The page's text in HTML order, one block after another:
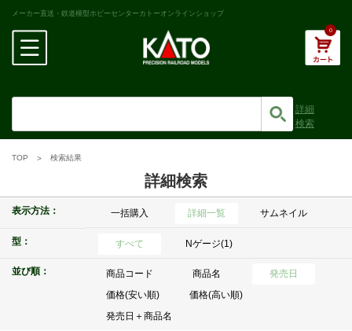
メーカー直送・鉄道模型ホビーセンターカトーオンラインショップ
0
詳細
検索
TOP 検索結果
詳細検索
表示方法： 一括購入 詳細一覧 サムネイル
型： すべて Nゲージ(1)
並び順： 商品コード 商品名
発売日
価格(安い順)
価格(高い順)
発売日＋商品名